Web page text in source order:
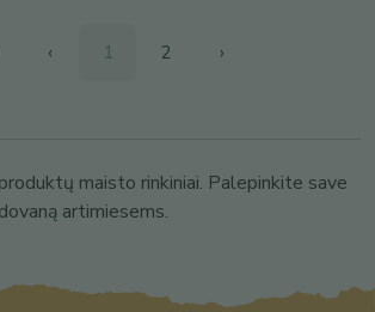
‹ 1 2 ›
maisto rinkiniai. Palepinkite save
artimiesems.